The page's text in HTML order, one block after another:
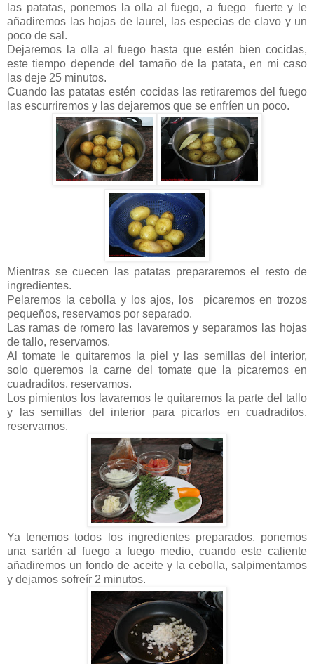
las patatas, ponemos la olla al fuego, a fuego fuerte y le
añadiremos las hojas de laurel, las especias de clavo y un
poco de sal.
Dejaremos la olla al fuego hasta que estén bien cocidas,
este tiempo depende del tamaño de la patata, en mi caso
las deje 25 minutos.
Cuando las patatas estén cocidas las retiraremos del fuego
las escurriremos y las dejaremos que se enfríen un poco.
Mientras se cuecen las patatas prepararemos el resto de
ingredientes.
Pelaremos la cebolla y los ajos, los picaremos en trozos
pequeños, reservamos por separado.
Las ramas de romero las lavaremos y separamos las hojas
de tallo, reservamos.
Al tomate le quitaremos la piel y las semillas del interior,
solo queremos la carne del tomate que la picaremos en
cuadraditos, reservamos.
Los pimientos los lavaremos le quitaremos la parte del tallo
y las semillas del interior para picarlos en cuadraditos,
reservamos.
Ya tenemos todos los ingredientes preparados, ponemos
una sartén al fuego a fuego medio, cuando este caliente
añadiremos un fondo de aceite y la cebolla, salpimentamos
y dejamos sofreír 2 minutos.